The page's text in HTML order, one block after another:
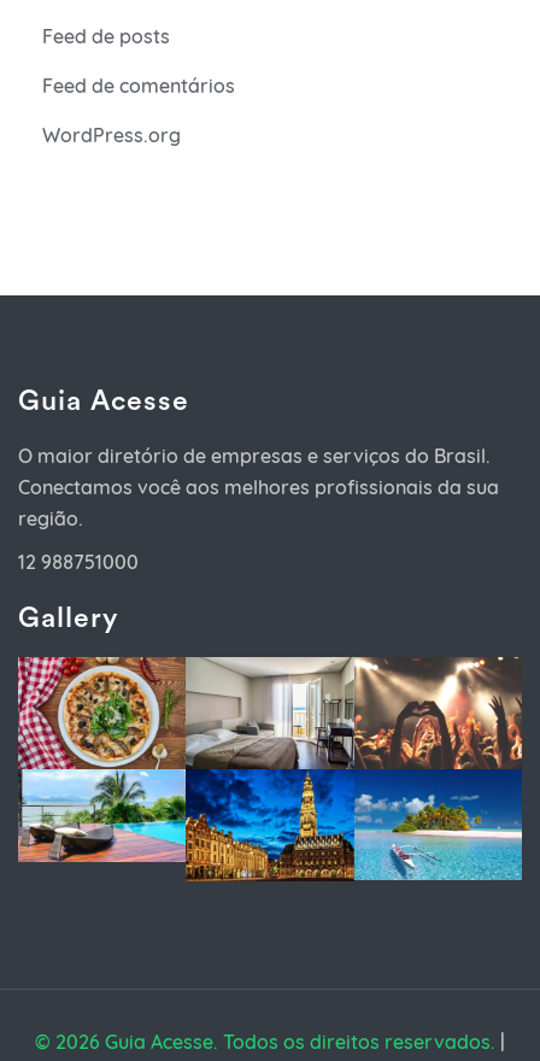
Feed de posts
Feed de comentários
WordPress.org
Guia Acesse
O maior diretório de empresas e serviços do Brasil.
Conectamos você aos melhores profissionais da sua
região.
12 988751000
Gallery
© 2026 Guia Acesse. Todos os direitos reservados. |